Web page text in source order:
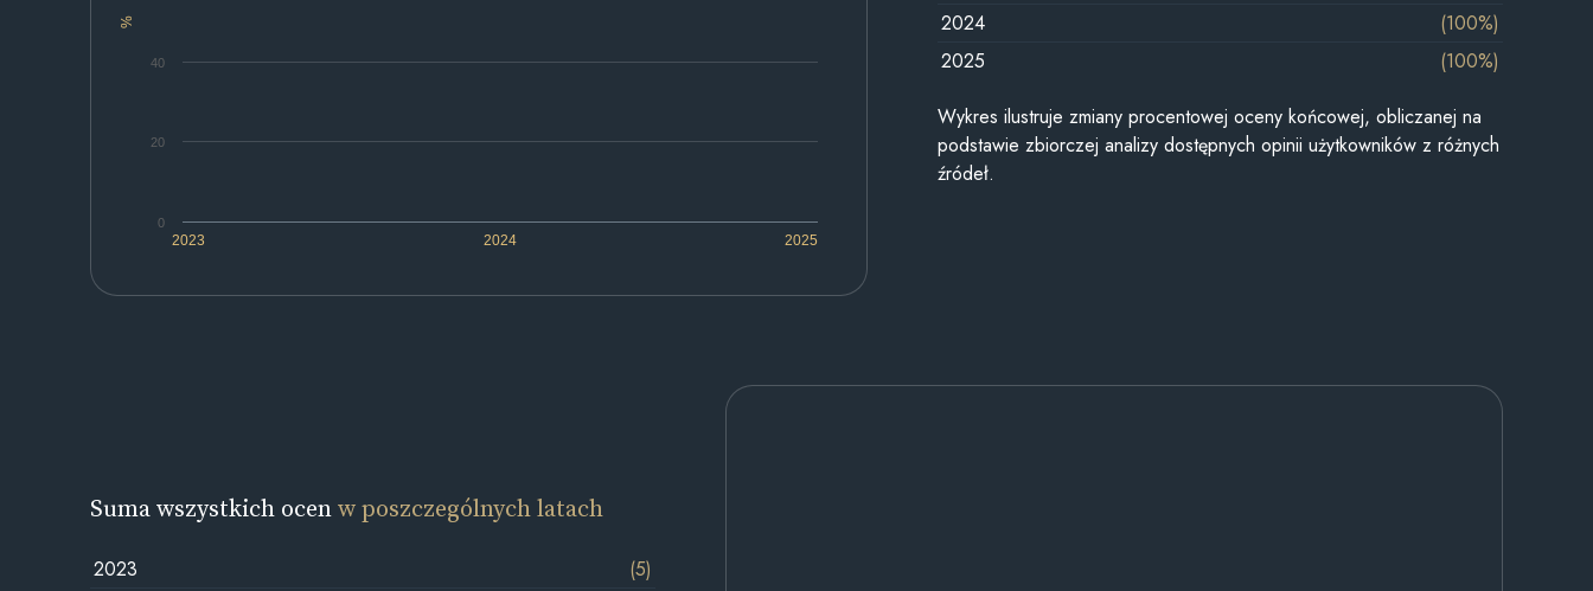
%
2023 2024 2025
0
20
40
2024
(100%)
2025
(100%)
Wykres ilustruje zmiany procentowej oceny końcowej, obliczanej na
podstawie zbiorczej analizy dostępnych opinii użytkowników z różnych
źródeł.
Suma wszystkich ocenw poszczególnych latach
2023
(5)